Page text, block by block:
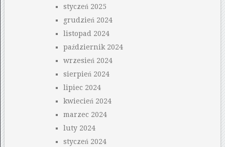
styczeń 2025
grudzień 2024
listopad 2024
październik 2024
wrzesień 2024
sierpień 2024
lipiec 2024
kwiecień 2024
marzec 2024
luty 2024
styczeń 2024